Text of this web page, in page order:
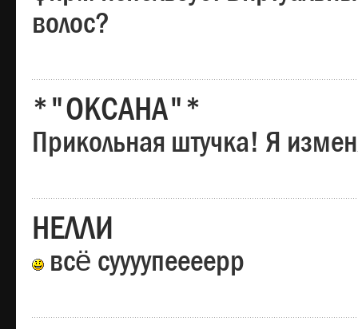
волос?
*"ОКСАНА"*
Прикольная штучка! Я
НЕЛЛИ
всё суууупеееерр